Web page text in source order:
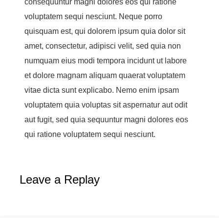
voluptatem sequi nesciunt. Neque porro
quisquam est, qui dolorem ipsum quia dolor sit
amet, consectetur, adipisci velit, sed quia non
numquam eius modi tempora incidunt ut labore
et dolore magnam aliquam quaerat voluptatem
vitae dicta sunt explicabo. Nemo enim ipsam
voluptatem quia voluptas sit aspernatur aut odit
aut fugit, sed quia sequuntur magni dolores eos
qui ratione voluptatem sequi nesciunt.
Leave a Replay